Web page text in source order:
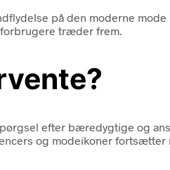
på den moderne
træder frem.
efter bæredygtige og
og modeikoner